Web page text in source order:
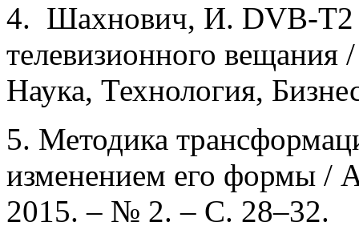
4. Шахнович, И. DVB-T2
телевизионного
Наука, Технология,
5. Методика
изменением его формы /
2015. – № 2. – С. 28–32.